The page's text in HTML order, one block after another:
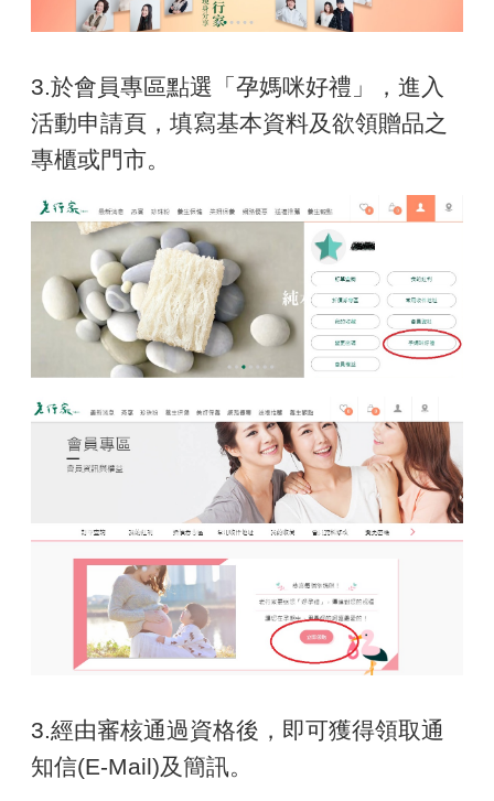
3.於會員專區點選「孕媽咪好禮」，進入
活動申請頁，填寫基本資料及欲領贈品之
專櫃或門市。
3.經由審核通過資格後，即可獲得領取通
知信(E-Mail)及簡訊。